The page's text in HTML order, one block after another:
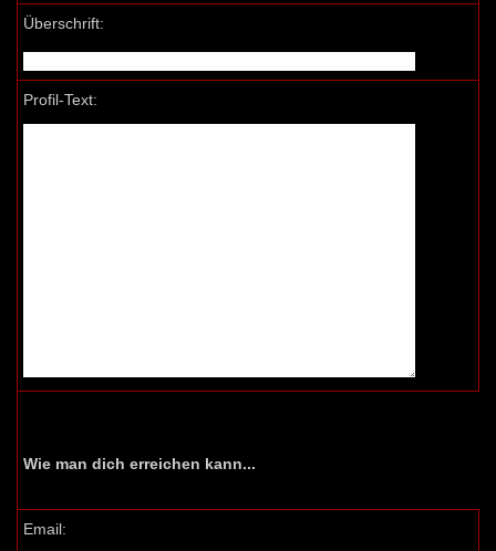
Überschrift:
Profil-Text:
Wie man dich erreichen kann...
Email: